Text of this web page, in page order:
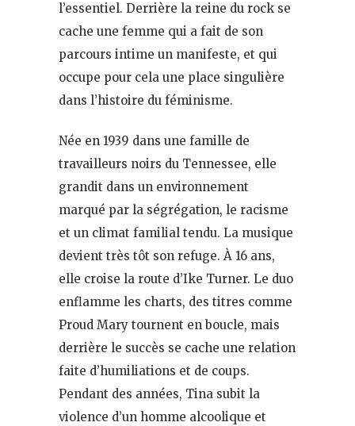
l’essentiel. Derrière la reine du rock se
cache une femme qui a fait de son
parcours intime un manifeste, et qui
occupe pour cela une place singulière
dans l’histoire du féminisme.
Née en 1939 dans une famille de
travailleurs noirs du Tennessee, elle
grandit dans un environnement
marqué par la ségrégation, le racisme
et un climat familial tendu. La musique
devient très tôt son refuge. À 16 ans,
elle croise la route d’Ike Turner. Le duo
enflamme les charts, des titres comme
Proud Mary tournent en boucle, mais
derrière le succès se cache une relation
faite d’humiliations et de coups.
Pendant des années, Tina subit la
violence d’un homme alcoolique et